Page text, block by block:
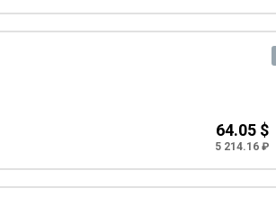
64.05 $
5 214.16 ₽